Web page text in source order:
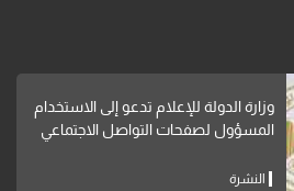
وزارة الدولة للإعلام تدعو إلى الاستخدام
المسؤول لصفحات التواصل الاجتماعي
النشرة